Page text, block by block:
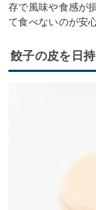
存で風味や食感が
て食べないのが安
餃子の皮を日